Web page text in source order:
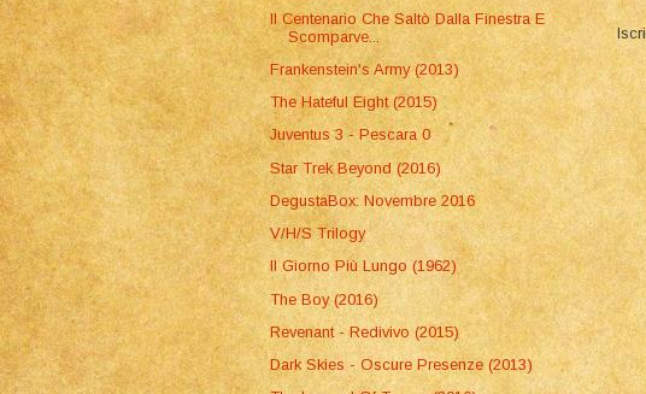
Il Centenario Che Saltò Dalla Finestra E
Scomparve...
Frankenstein's Army (2013)
The Hateful Eight (2015)
Juventus 3 - Pescara 0
Star Trek Beyond (2016)
DegustaBox: Novembre 2016
V/H/S Trilogy
Il Giorno Più Lungo (1962)
The Boy (2016)
Revenant - Redivivo (2015)
Dark Skies - Oscure Presenze (2013)